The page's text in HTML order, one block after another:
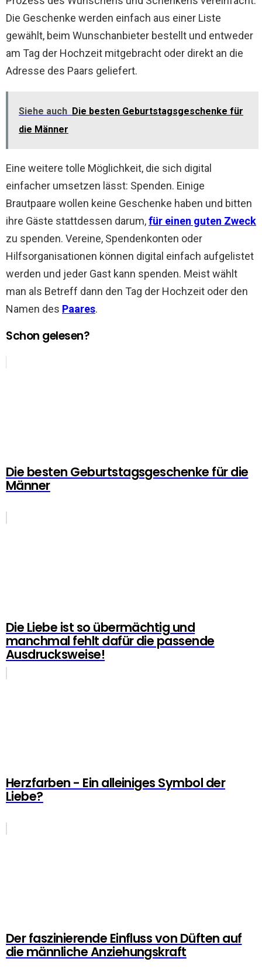
Die Geschenke werden einfach aus einer Liste
gewählt, beim Wunschanbieter bestellt und entweder
am Tag der Hochzeit mitgebracht oder direkt an die
Adresse des Paars geliefert.
Siehe auch Die besten Geburtstagsgeschenke für
die Männer
Eine weitere tolle Möglichkeit, die sich digital
einfacher umsetzen lässt: Spenden. Einige
Brautpaare wollen keine Geschenke haben und bitten
ihre Gäste stattdessen darum,für einen guten Zweck
zu spenden. Vereine, Spendenkonten oder
Hilfsorganisationen können digital einfach aufgelistet
werden und jeder Gast kann spenden. Meist wählt
man als Betreff dann den Tag der Hochzeit oder den
Namen des Paares.
Schon gelesen?
Die besten Geburtstagsgeschenke für die
Männer
Die Liebe ist so übermächtig und
manchmal fehlt dafür die passende
Ausdrucksweise!
Herzfarben - Ein alleiniges Symbol der
Liebe?
Der faszinierende Einfluss von Düften auf
die männliche Anziehungskraft